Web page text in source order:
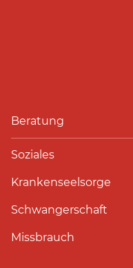
Beratung
Soziales
Krankenseelsorge
Schwangerschaft
Missbrauch